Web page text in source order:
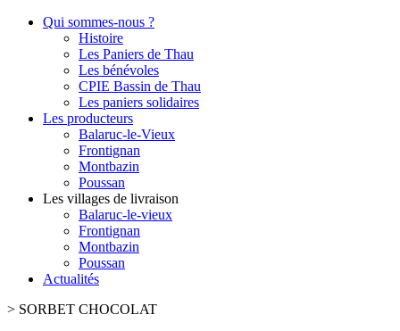
Qui sommes-nous ?
Histoire
Les Paniers de Thau
Les bénévoles
CPIE Bassin de Thau
Les paniers solidaires
Les producteurs
Balaruc-le-Vieux
Frontignan
Montbazin
Poussan
Les villages de livraison
Balaruc-le-vieux
Frontignan
Montbazin
Poussan
Actualités
> SORBET CHOCOLAT